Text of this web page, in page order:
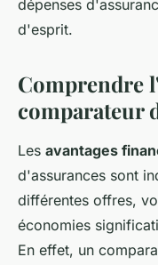
dépenses
d'esprit.
Comprendre
comparateur
Les avantages
d'assurances sont
différentes offres,
économies
En effet, un